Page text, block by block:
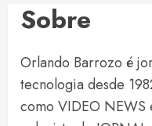
Sobre
Orlando Barrozo é
tecnologia desde
como VIDEO NEWS